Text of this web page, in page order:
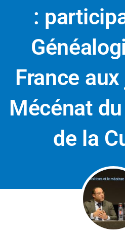
:
France
Mécénat
de la